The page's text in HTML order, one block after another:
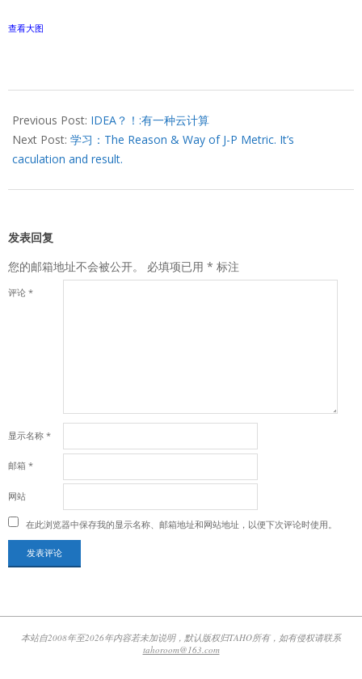
查看大图
12-
17
Previous Post: IDEA？！:有一种云计算
Next Post: 学习：The Reason & Way of J-P Metric. It’s
caculation and result.
发表回复
您的邮箱地址不会被公开。
必填项已用 * 标注
评论 *
显示名称 *
邮箱 *
网站
在此浏览器中保存我的显示名称、邮箱地址和网站地址，以便下次评论时使用。
本站自2008年至2026年内容若未加说明，默认版权归TAHO所有，如有侵权请联系
tahoroom@163.com